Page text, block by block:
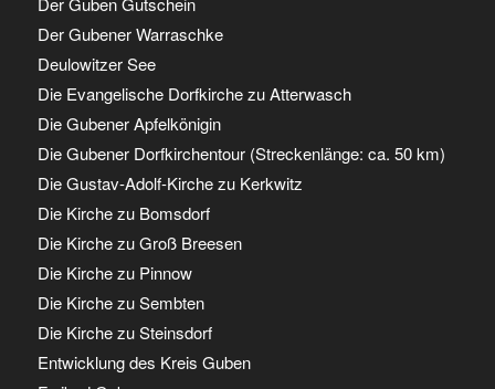
Der Gubener Warraschke
Deulowitzer See
Die Evangelische Dorfkirche zu Atterwasch
Die Gubener Apfelkönigin
Die Gubener Dorfkirchentour (Streckenlänge: ca. 50 km)
Die Gustav-Adolf-Kirche zu Kerkwitz
Die Kirche zu Bomsdorf
Die Kirche zu Groß Breesen
Die Kirche zu Pinnow
Die Kirche zu Sembten
Die Kirche zu Steinsdorf
Entwicklung des Kreis Guben